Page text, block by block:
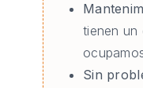
tienen un
Sin